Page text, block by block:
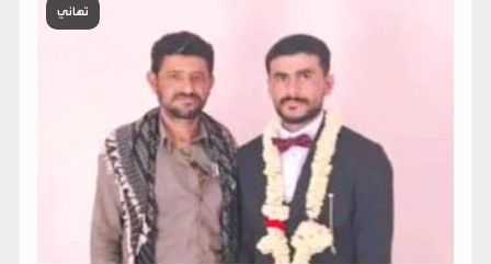
تهاني